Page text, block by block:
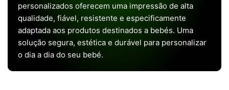
personalizados oferecem uma impressão de alta
qualidade, fiável, resistente e especificamente
adaptada aos produtos destinados a bebés. Uma
solução segura, estética e durável para personalizar
o dia a dia do seu bebé.